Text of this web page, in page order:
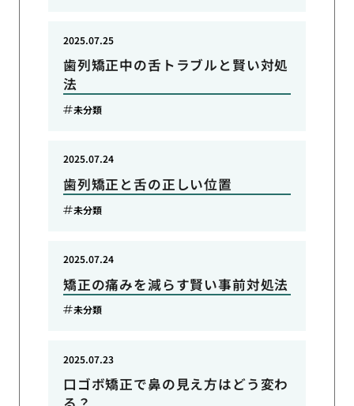
歯列矯正中の舌トラブルと賢い対処
法
2025.07.25
未分類
歯列矯正と舌の正しい位置
2025.07.24
未分類
矯正の痛みを減らす賢い事前対処法
2025.07.24
未分類
口ゴボ矯正で鼻の見え方はどう変わ
2025.07.23